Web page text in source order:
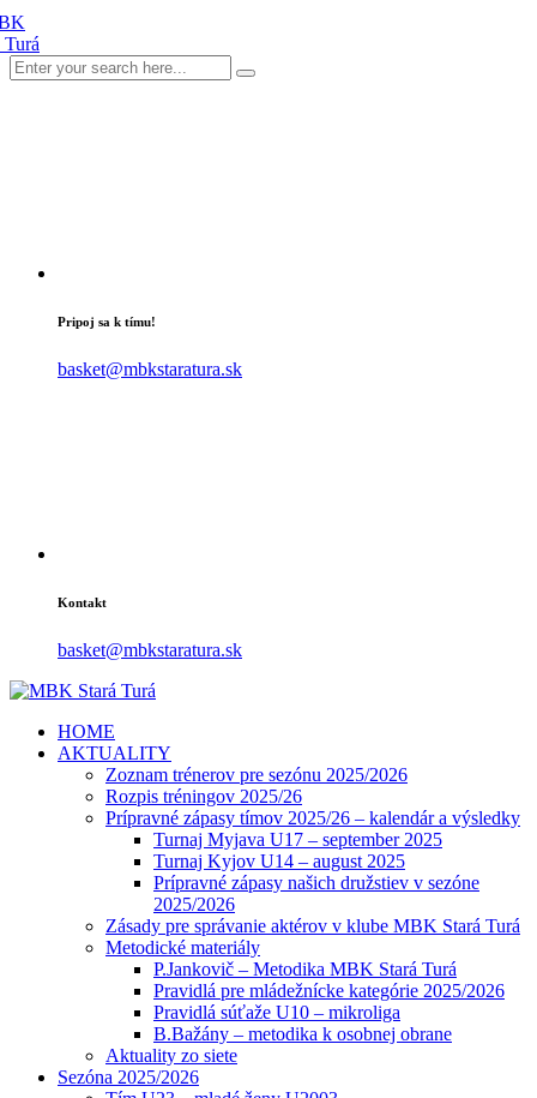
Pripoj sa k tímu!
basket@mbkstaratura.sk
Kontakt
basket@mbkstaratura.sk
HOME
AKTUALITY
Zoznam trénerov pre sezónu 2025/2026
Rozpis tréningov 2025/26
Prípravné zápasy tímov 2025/26 – kalendár a výsledky
Turnaj Myjava U17 – september 2025
Turnaj Kyjov U14 – august 2025
Prípravné zápasy našich družstiev v sezóne
2025/2026
Zásady pre správanie aktérov v klube MBK Stará Turá
Metodické materiály
P.Jankovič – Metodika MBK Stará Turá
Pravidlá pre mládežnícke kategórie 2025/2026
Pravidlá súťaže U10 – mikroliga
B.Bažány – metodika k osobnej obrane
Aktuality zo siete
Sezóna 2025/2026